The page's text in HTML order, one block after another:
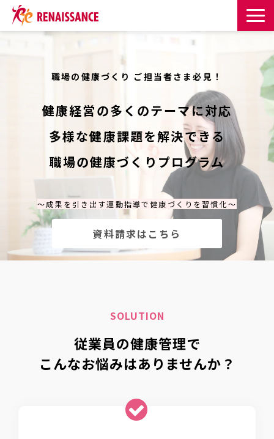
課題・目的からサービスを探す
お役立ち資料
イベント・セミナー
職場の健康づくり ご担当者さま必見！
健康経営の多くのテーマに対応
多様な健康課題を解決できる
職場の健康づくりプログラム
～成果を引き出す運動指導で健康づくりを習慣化～
資料請求はこちら
SOLUTION
従業員の健康管理で
こんなお悩みはありませんか？